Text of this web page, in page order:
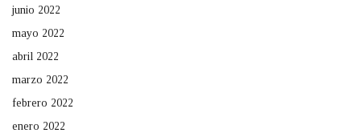
junio 2022
mayo 2022
abril 2022
marzo 2022
febrero 2022
enero 2022